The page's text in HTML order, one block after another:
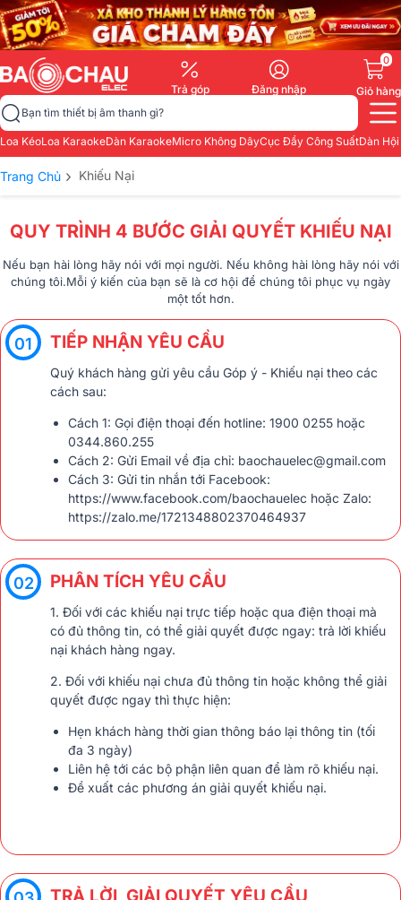
Trả góp Đăng nhập
0
Giỏ hàng
Bạn tìm thiết bị âm thanh gì?
Loa KéoLoa KaraokeDàn KaraokeMicro Không DâyCục Đẩy Công SuấtDàn
Trang Chủ › Khiếu Nại
QUY TRÌNH 4 BƯỚC GIẢI QUYẾT KHIẾU NẠI
Nếu bạn hài lòng hãy nói với mọi người. Nếu không hài lòng hãy nói với
chúng tôi.Mỗi ý kiến của bạn sẽ là cơ hội để chúng tôi phục vụ ngày
một tốt hơn.
01 TIẾP NHẬN YÊU CẦU
Quý khách hàng gửi yêu cầu Góp ý - Khiếu nại theo các
cách sau:
Cách 1: Gọi điện thoại đến hotline: 1900 0255 hoặc
0344.860.255
Cách 2: Gửi Email về địa chỉ: baochauelec@gmail.com
Cách 3: Gửi tin nhắn tới Facebook:
https://www.facebook.com/baochauelec hoặc Zalo:
https://zalo.me/1721348802370464937
02 PHÂN TÍCH YÊU CẦU
1. Đối với các khiếu nại trực tiếp hoặc qua điện thoại mà
có đủ thông tin, có thể giải quyết được ngay: trả lời khiếu
nại khách hàng ngay.
2. Đối với khiếu nại chưa đủ thông tin hoặc không thể giải
quyết được ngay thì thực hiện:
Hẹn khách hàng thời gian thông báo lại thông tin (tối
đa 3 ngày)
Liên hệ tới các bộ phận liên quan để làm rõ khiếu nại.
Đề xuất các phương án giải quyết khiếu nại.
TRẢ LỜI, GIẢI QUYẾT YÊU CẦU